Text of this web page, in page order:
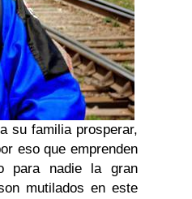
su familia prosperar,
eso que emprenden
para nadie la gran
mutilados en este